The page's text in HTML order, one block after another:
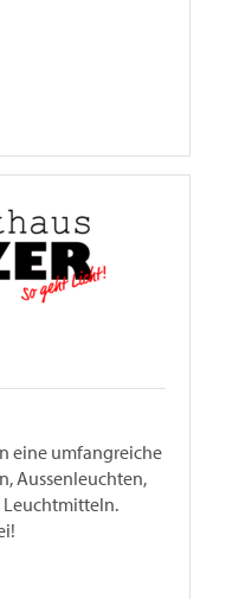
eine umfangreiche
Aussenleuchten,
Leuchtmitteln.